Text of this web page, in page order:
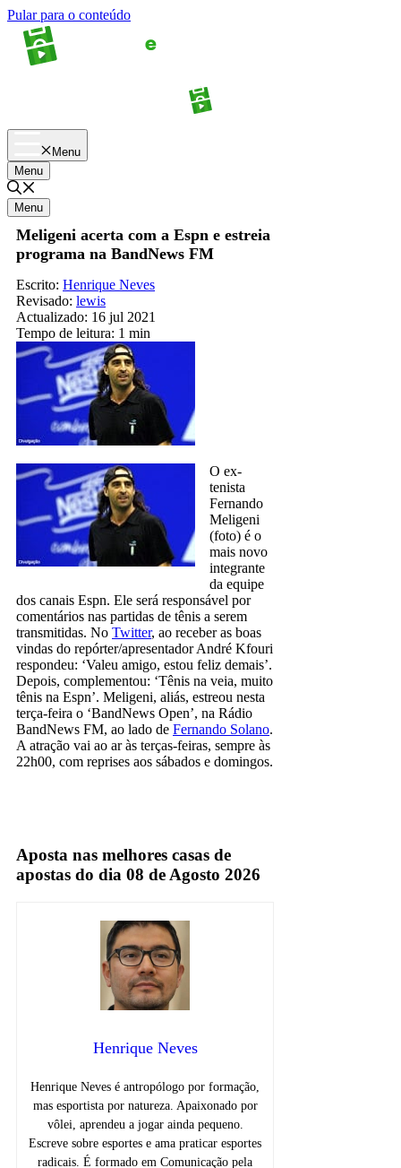
Pular para o conteúdo
Menu
Menu
Menu
Meligeni acerta com a Espn e estreia
programa na BandNews FM
Escrito: Henrique Neves
Revisado: lewis
Actualizado: 16 jul 2021
Tempo de leitura: 1 min
O ex-
tenista
Fernando
Meligeni
(foto) é o
mais novo
integrante
da equipe
dos canais Espn. Ele será responsável por
comentários nas partidas de tênis a serem
transmitidas. No Twitter, ao receber as boas
vindas do repórter/apresentador André Kfouri
respondeu: ‘Valeu amigo, estou feliz demais’.
Depois, complementou: ‘Tênis na veia, muito
tênis na Espn’. Meligeni, aliás, estreou nesta
terça-feira o ‘BandNews Open’, na Rádio
BandNews FM, ao lado de Fernando Solano.
A atração vai ao ar às terças-feiras, sempre às
22h00, com reprises aos sábados e domingos.
Aposta nas melhores casas de
apostas do dia 08 de Agosto 2026
Henrique Neves
Henrique Neves é antropólogo por formação,
mas esportista por natureza. Apaixonado por
vôlei, aprendeu a jogar ainda pequeno.
Escreve sobre esportes e ama praticar esportes
radicais. É formado em Comunicação pela